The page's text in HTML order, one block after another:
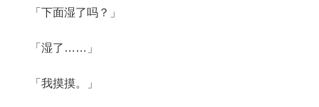
「下面湿了吗？」
「湿了……」
「我摸摸。」